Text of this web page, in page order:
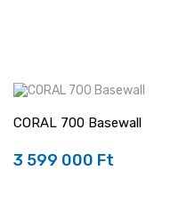
CORAL 700 Basewall
Ár
3 599 000 Ft